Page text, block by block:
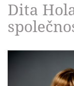
Dita